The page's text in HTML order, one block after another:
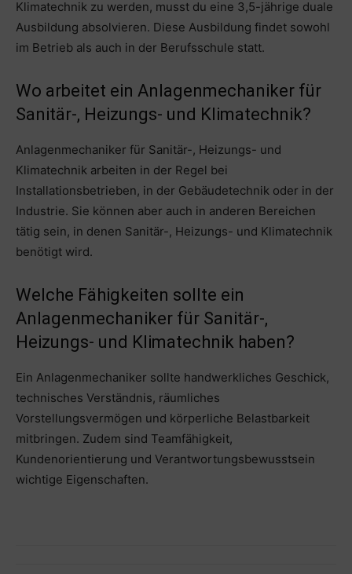
Klimatechnik zu werden, musst du eine 3,5-jährige duale
Ausbildung absolvieren. Diese Ausbildung findet sowohl
im Betrieb als auch in der Berufsschule statt.
Wo arbeitet ein Anlagenmechaniker für
Sanitär-, Heizungs- und Klimatechnik?
Anlagenmechaniker für Sanitär-, Heizungs- und
Klimatechnik arbeiten in der Regel bei
Installationsbetrieben, in der Gebäudetechnik oder in der
Industrie. Sie können aber auch in anderen Bereichen
tätig sein, in denen Sanitär-, Heizungs- und Klimatechnik
benötigt wird.
Welche Fähigkeiten sollte ein
Anlagenmechaniker für Sanitär-,
Heizungs- und Klimatechnik haben?
Ein Anlagenmechaniker sollte handwerkliches Geschick,
technisches Verständnis, räumliches
Vorstellungsvermögen und körperliche Belastbarkeit
mitbringen. Zudem sind Teamfähigkeit,
Kundenorientierung und Verantwortungsbewusstsein
wichtige Eigenschaften.